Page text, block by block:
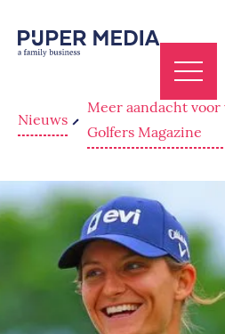
Nieuws
Meer aandacht
Golfers Magazine